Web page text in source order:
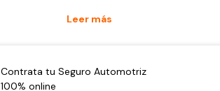
Leer más
Contrata tu Seguro Automotriz
100% online